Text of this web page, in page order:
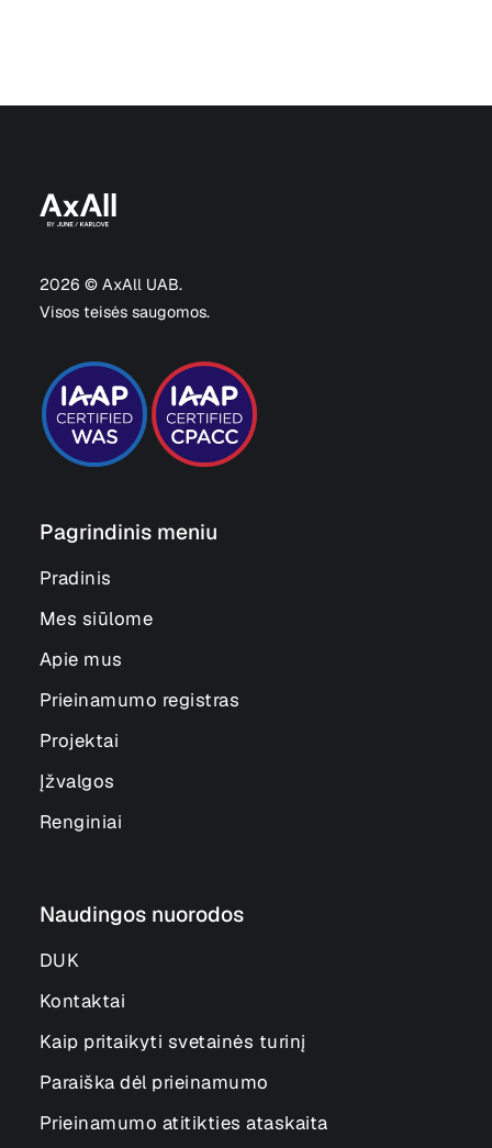
2026 © AxAll UAB.
Visos teisės saugomos.
Pagrindinis meniu
Pradinis
Mes siūlome
Apie mus
Prieinamumo registras
Projektai
Įžvalgos
Renginiai
Naudingos nuorodos
DUK
Kontaktai
Kaip pritaikyti svetainės turinį
Paraiška dėl prieinamumo
Prieinamumo atitikties ataskaita